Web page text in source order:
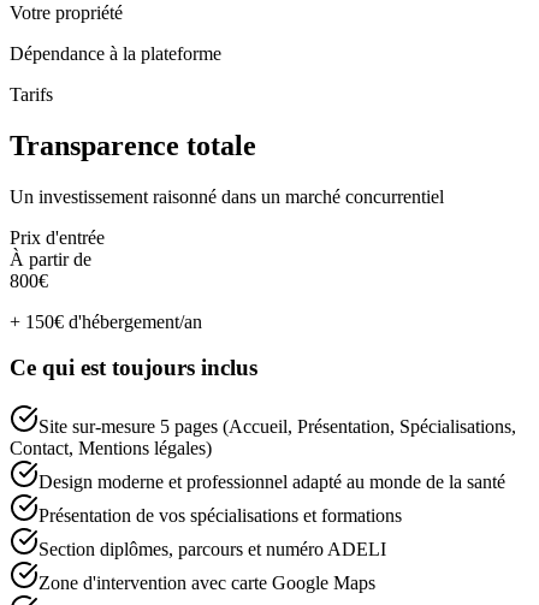
Votre propriété
Dépendance à la plateforme
Tarifs
Transparence totale
Un investissement raisonné dans un marché concurrentiel
Prix d'entrée
À partir de
800€
+ 150€ d'hébergement/an
Ce qui est toujours inclus
Site sur-mesure 5 pages (Accueil, Présentation, Spécialisations,
Contact, Mentions légales)
Design moderne et professionnel adapté au monde de la santé
Présentation de vos spécialisations et formations
Section diplômes, parcours et numéro ADELI
Zone d'intervention avec carte Google Maps